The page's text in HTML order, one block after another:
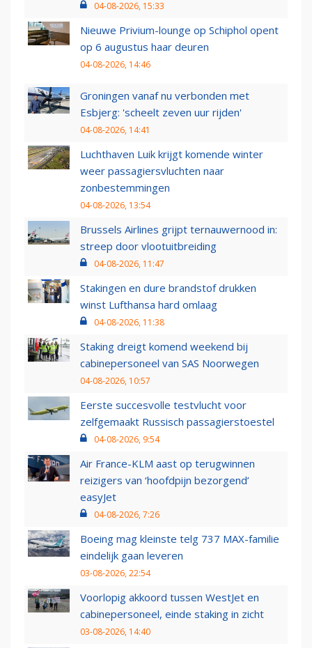
04-08-2026, 15:33
Nieuwe Privium-lounge op Schiphol opent
op 6 augustus haar deuren
04-08-2026, 14:46
Groningen vanaf nu verbonden met
Esbjerg: 'scheelt zeven uur rijden'
04-08-2026, 14:41
Luchthaven Luik krijgt komende winter
weer passagiersvluchten naar
zonbestemmingen
04-08-2026, 13:54
Brussels Airlines grijpt ternauwernood in:
streep door vlootuitbreiding
04-08-2026, 11:47
Stakingen en dure brandstof drukken
winst Lufthansa hard omlaag
04-08-2026, 11:38
Staking dreigt komend weekend bij
cabinepersoneel van SAS Noorwegen
04-08-2026, 10:57
Eerste succesvolle testvlucht voor
zelfgemaakt Russisch passagierstoestel
04-08-2026, 9:54
Air France-KLM aast op terugwinnen
reizigers van ‘hoofdpijn bezorgend’
easyJet
04-08-2026, 7:26
Boeing mag kleinste telg 737 MAX-familie
eindelijk gaan leveren
03-08-2026, 22:54
Voorlopig akkoord tussen WestJet en
cabinepersoneel, einde staking in zicht
03-08-2026, 14:40